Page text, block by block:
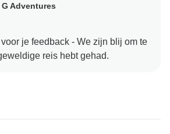
G Adventures
je feedback - We zijn blij om te